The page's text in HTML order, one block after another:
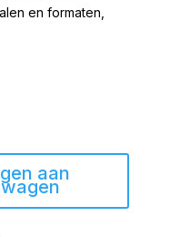
en formaten,
aan